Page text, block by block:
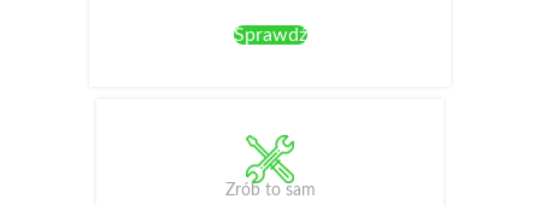
Sprawdź
Zrób to sam